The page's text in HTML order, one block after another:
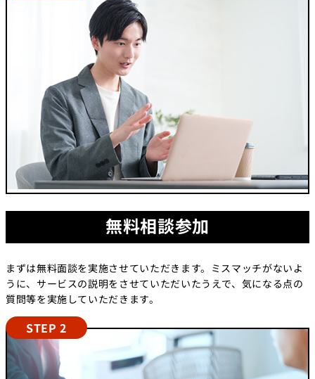
無料相談参加
まずは無料面談を実施させていただきます。ミスマッチがないよ
うに、サービスの説明をさせていただいたうえで、気になる点の
質問等を実施していただきます。
STEP 2